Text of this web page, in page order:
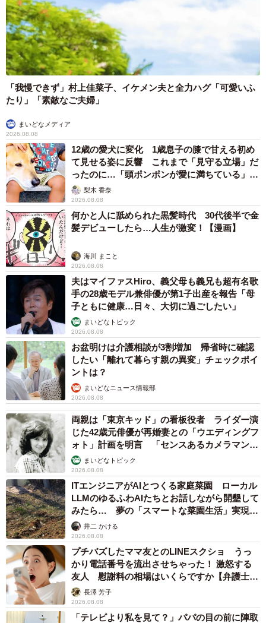
石でできているとは思えなるくらいリアルすぎる血管
と、それが正しい位置に走行しているのに興奮して写真を
撮りまくっているのを見た嫁に「職業病発症してるで！」
ってツッコまれました。
◾️シャントの医ンフルエンサーさんのＸ
https://x.com/KotaroSuemitsu
「我慢できず」村上佳菜子、イケメン夫と全力ハグ「可愛いふ
たり」「素敵なご夫婦」
まいどなメディア
2026.08.08
12歳の愛犬に変化 1歳息子の膝で甘える初め
て見せる姿に反響 これまで「見守る立場」だ
ったのに…「頭ポンポンが愛に満ちている」
「尊…」
梨木 香奈
2026.08.08
何かと人に舐められた黒髪時代 30代後半で金
髪デビューしたら…人生が激変！【漫画】
海川 まこと
2026.08.08
夫はマイファスHiro、義父母も義兄も超有名歌
手の28歳モデル兼俳優が第1子出産を報告「母
子ともに健康…日々、大切に過ごしたい」
まいどなトピック
2026.08.08
お盆明けは介護相談が3割増加 帰省時に確認
したい「離れて暮らす親の異変」チェックポイ
ントは？
まいどなニュース情報部
2026.08.08
両親は「東京キッド」の看板役者 ライダー演
じた42歳元俳優が再婚妻との「ウエディングフ
ォト」計画を明言 「センスあるカメラマン求
む」まいどなトピック
2026.08.08
ITエンジニアがAIとつくる家庭菜園 ローカル
LLMのゆるふわAIたちとお話しながら開墾して
みたら… 夢の「スマートな菜園生活」実現な
るか井二 かける
2026.08.08
プチバズしたママ友とのLINEスクショ うっ
かり電話番号を流出させちゃった！ 激怒する
友人 慰謝料の相場はいくらですか【弁護士が
解説】長澤 芳子
2026.08.08
「テレビより私を見て？」パパの目の前に陣取